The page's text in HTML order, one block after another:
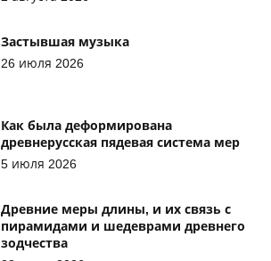
Застывшая музыка
26 июля 2026
Как была деформирована
древнерусская пядевая система мер
5 июля 2026
Древние меры длины, и их связь с
пирамидами и шедеврами древнего
зодчества